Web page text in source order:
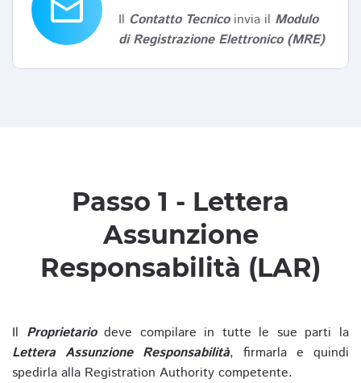
email Il Contatto Tecnicoinvia il Modulo
di Registrazione Elettronico (MRE)
Passo 1 - Lettera
Assunzione
Responsabilità (LAR)
Il Proprietariodeve compilare in tutte le sue parti la
Lettera Assunzione Responsabilità, firmarla e quindi
spedirla alla Registration Authority competente.